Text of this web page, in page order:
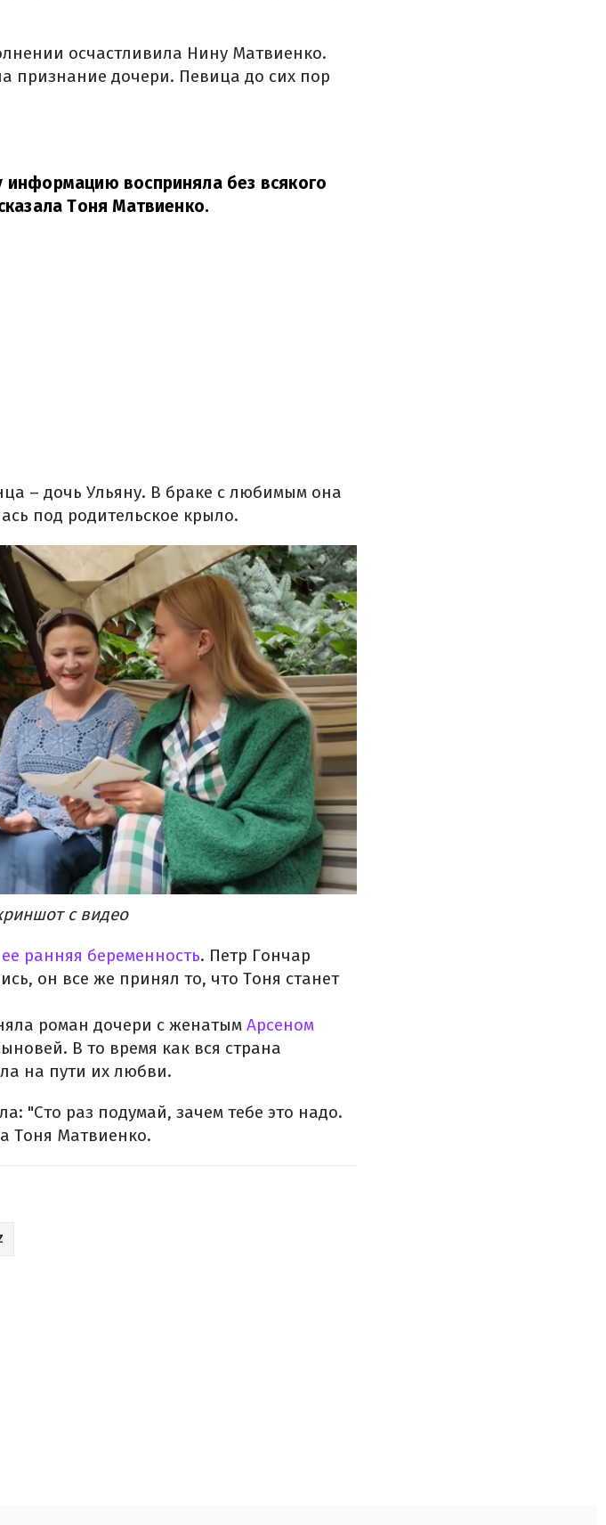
осчастливила Нину Матвиенко.
признание дочери. Певица до сих пор
восприняла без всякого
Тоня Матвиенко.
– дочь Ульяну. В браке с любимым она
под родительское крыло.
с видео
ранняя беременность. Петр Гончар
он все же принял то, что Тоня станет
роман дочери с женатым Арсеном
В то время как вся страна
на пути их любви.
"Сто раз подумай, зачем тебе это надо.
Тоня Матвиенко.